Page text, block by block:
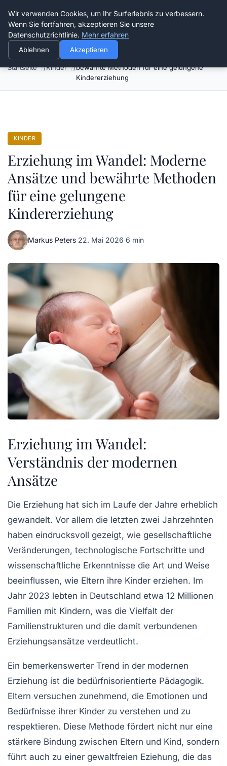
Verflixt-und-aufgetrennt.de
Startseite Kinder
Erziehung im Wandel: Moderne Ansätze und
bewährte Methoden für eine gelungene
Kindererziehung
KINDER
Erziehung im Wandel: Moderne
Ansätze und bewährte Methoden
für eine gelungene
Kindererziehung
Markus Peters·22. Mai 2026·6 min
Erziehung im Wandel:
Verständnis der modernen
Ansätze
Die Erziehung hat sich im Laufe der Jahre erheblich
gewandelt. Vor allem die letzten zwei Jahrzehnten
haben eindrucksvoll gezeigt, wie gesellschaftliche
Veränderungen, technologische Fortschritte und
wissenschaftliche Erkenntnisse die Art und Weise
beeinflussen, wie Eltern ihre Kinder erziehen. Im
Jahr 2023 lebten in Deutschland etwa 12 Millionen
Familien mit Kindern, was die Vielfalt der
Familienstrukturen und die damit verbundenen
Erziehungsansätze verdeutlicht.
Ein bemerkenswerter Trend in der modernen
Erziehung ist die bedürfnisorientierte Pädagogik.
Eltern versuchen zunehmend, die Emotionen und
Bedürfnisse ihrer Kinder zu verstehen und zu
respektieren. Diese Methode fördert nicht nur eine
stärkere Bindung zwischen Eltern und Kind, sondern
führt auch zu einer gewaltfreien Eziehung, die das
Wir verwenden Cookies, um Ihr Surferlebnis zu verbessern.
Wenn Sie fortfahren, akzeptieren Sie unsere
Datenschutzrichtlinie. Mehr erfahren
Ablehnen Akzeptieren